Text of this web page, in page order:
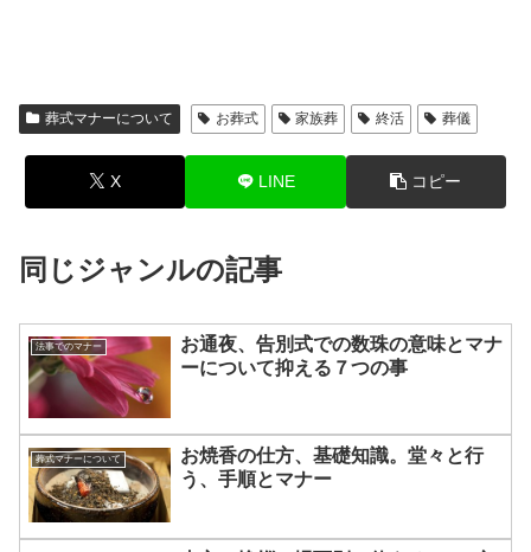
葬式マナーについて お葬式 家族葬 終活 葬儀
X LINE コピー
同じジャンルの記事
法事でのマナー
お通夜、告別式での数珠の意味とマナ
ーについて抑える７つの事
葬式マナーについて
お焼香の仕方、基礎知識。堂々と行
う、手順とマナー